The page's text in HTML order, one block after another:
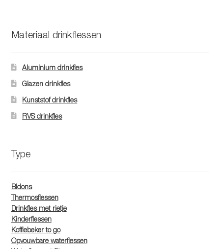
Materiaal drinkflessen
Aluminium drinkfles
Glazen drinkfles
Kunststof drinkfles
RVS drinkfles
Type
Bidons
Thermosflessen
Drinkfles met rietje
Kinderflessen
Koffiebeker to go
Opvouwbare waterflessen